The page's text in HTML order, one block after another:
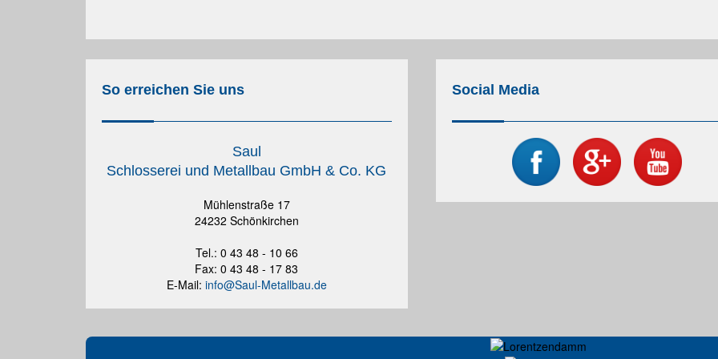
So erreichen Sie uns
Saul
Schlosserei und Metallbau GmbH & Co. KG
Mühlenstraße 17
24232 Schönkirchen
Tel.: 0 43 48 - 10 66
Fax: 0 43 48 - 17 83
E-Mail: info@Saul-Metallbau.de
Social Media